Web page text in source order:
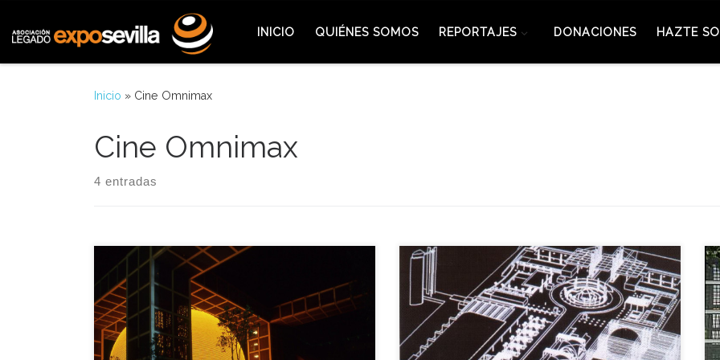
INICIO QUIÉNES SOMOS REPORTAJES DONACIONES HAZTE
Inicio » Cine Omnimax
Cine Omnimax
4 entradas
Uno de los alicientes de la Exposición Universal de
Sevilla fue el apartado cinematográfico y uno de
sus cines estrella fue el Cine Espacial Omnimax,
muchos de aquellos cines de la Muestra Universal
se trataban de cines en formatos imax, cines con
Hoy nos trasladamos en la Expo-Hemeroteca al 10
de Enero de 1999, fecha en la que se clausuraba el
Espacio Cultural Puerta de Triana que formó parte
de uno de los activos legado de la Exposición
Universal de 1992. El Pabellón de la Navegación